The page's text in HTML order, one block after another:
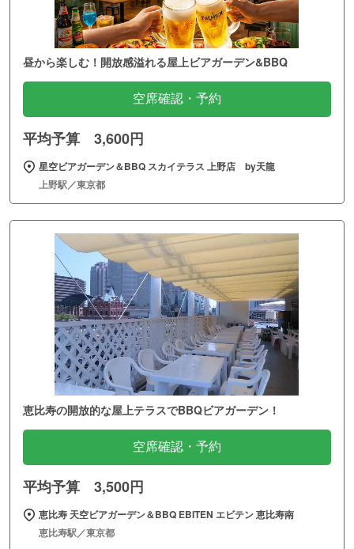
昼から楽しむ！開放感溢れる屋上ビアガーデン&BBQ
空席確認・予約
平均予算 3,600円
星空ビアガーデン＆BBQ スカイテラス 上野店 by天龍
上野駅／東京都
恵比寿の開放的な屋上テラスでBBQビアガーデン！
空席確認・予約
平均予算 3,500円
恵比寿 天空ビアガーデン＆BBQ EBITEN エビテン 恵比寿南
恵比寿駅／東京都